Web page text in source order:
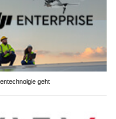
geht